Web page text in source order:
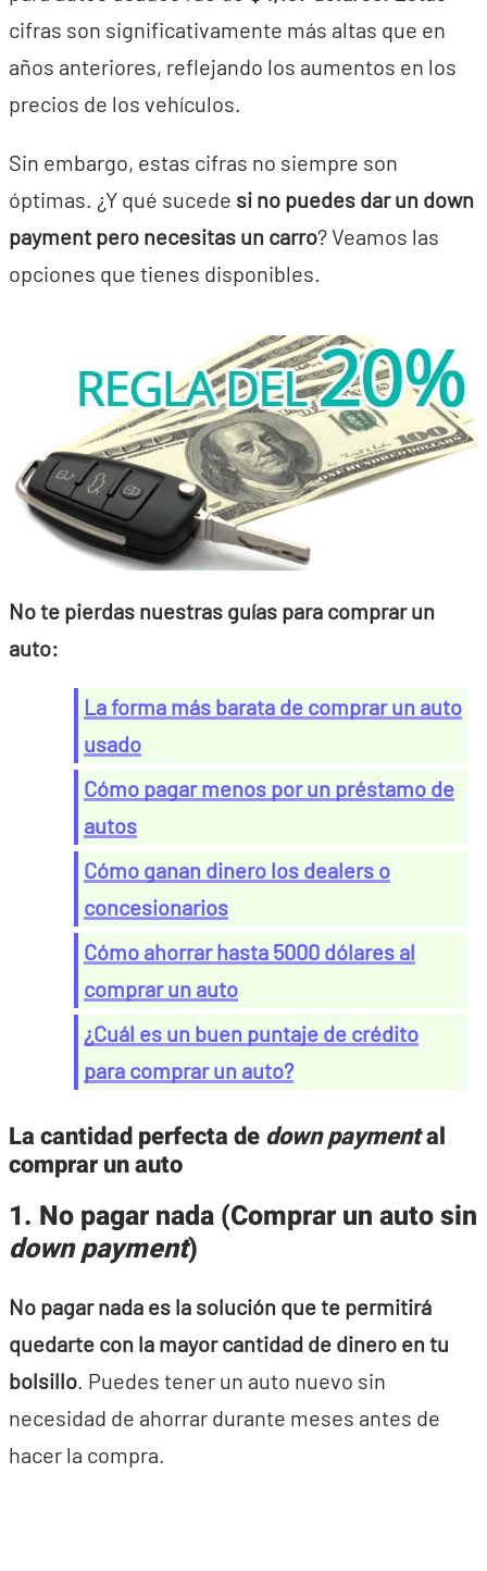
cifras son significativamente más altas que en
años anteriores, reflejando los aumentos en los
precios de los vehículos.
Sin embargo, estas cifras no siempre son
óptimas. ¿Y qué sucede si no puedes dar un down
payment pero necesitas un carro? Veamos las
opciones que tienes disponibles.
No te pierdas nuestras guías para comprar un
auto:
La forma más barata de comprar un auto
usado
Cómo pagar menos por un préstamo de
autos
Cómo ganan dinero los dealers o
concesionarios
Cómo ahorrar hasta 5000 dólares al
comprar un auto
¿Cuál es un buen puntaje de crédito
para comprar un auto?
La cantidad perfecta dedown paymental
comprar un auto
1. No pagar nada(Comprar un auto sin
down payment)
No pagar nada es la solución que te permitirá
quedarte con la mayor cantidad de dinero en tu
bolsillo. Puedes tener un auto nuevo sin
necesidad de ahorrar durante meses antes de
hacer la compra.